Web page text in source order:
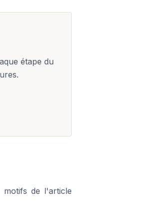
étape du
motifs de l'article